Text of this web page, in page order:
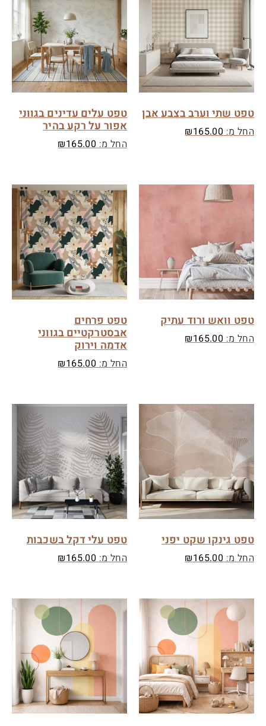
טפט שתי וערב בצבע אבן
החל מ: ₪165.00
טפט עלים עדינים בגווני
אפור על רקע בהיר
החל מ: ₪165.00
טפט וואש ורוד עתיק
החל מ: ₪165.00
טפט פרחים
אבסטרקטיים בגווני
אדמה וירוק
החל מ: ₪165.00
טפט גינקו שקט יפני
החל מ: ₪165.00
טפט עלי דקל בשכבות
החל מ: ₪165.00